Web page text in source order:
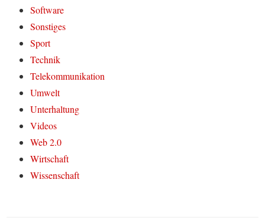
Software
Sonstiges
Sport
Technik
Telekommunikation
Umwelt
Unterhaltung
Videos
Web 2.0
Wirtschaft
Wissenschaft